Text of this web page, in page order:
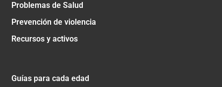
Problemas de Salud
Prevención de violencia
Recursos y activos
Guías para cada edad